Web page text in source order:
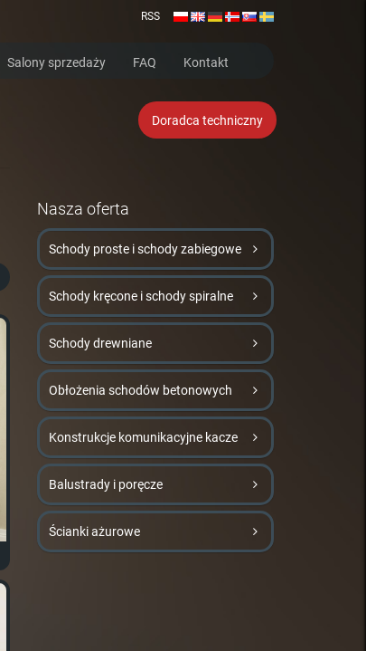
RSS
Salony sprzedaży FAQ Kontakt
Doradca techniczny
Nasza oferta
Schody proste i schody zabiegowe
Schody kręcone i schody spiralne
Schody drewniane
Obłożenia schodów betonowych
Konstrukcje komunikacyjne kacze
Balustrady i poręcze
Ścianki ażurowe